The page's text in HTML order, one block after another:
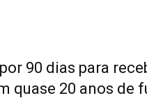
90 dias para
quase 20 anos de